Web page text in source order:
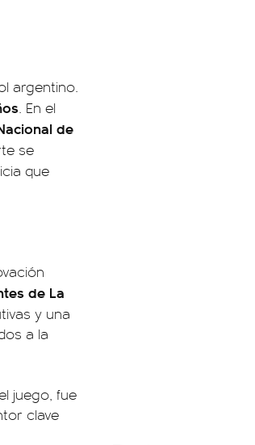
argentino.
. En el
de
se
que
de La
y una
a la
juego, fue
clave